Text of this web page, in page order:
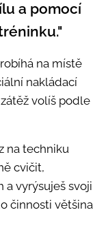
a pomocí
na místě
nakládací
volíš podle
na techniku
cvičit,
a vyrýsuješ svoji
činnosti většina